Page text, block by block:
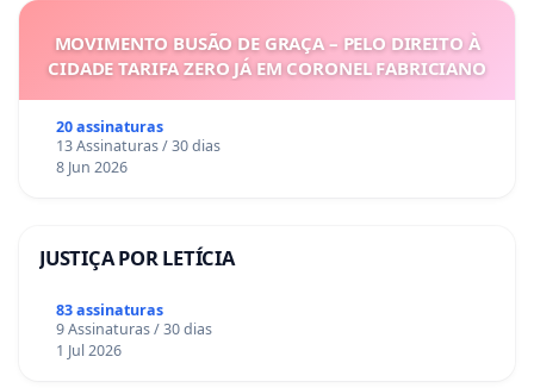
MOVIMENTO BUSÃO DE GRAÇA – PELO DIREITO À
CIDADE TARIFA ZERO JÁ EM CORONEL FABRICIANO
20 assinaturas
13 Assinaturas / 30 dias
8 Jun 2026
JUSTIÇA POR LETÍCIA
83 assinaturas
9 Assinaturas / 30 dias
1 Jul 2026